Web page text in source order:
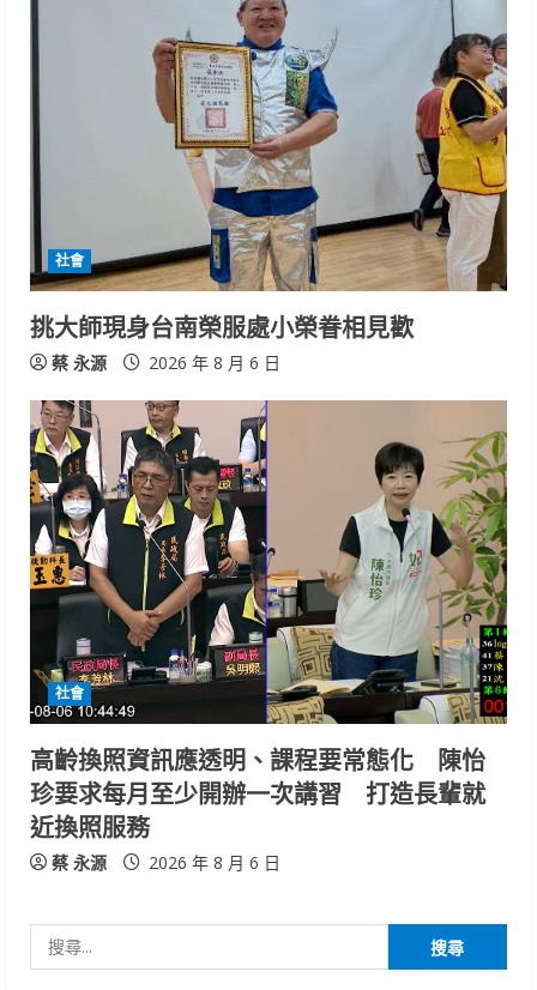
社會
挑大師現身台南榮服處小榮眷相見歡
蔡 永源 2026 年 8 月 6 日
社會
高齡換照資訊應透明、課程要常態化 陳怡
珍要求每月至少開辦一次講習 打造長輩就
近換照服務
蔡 永源 2026 年 8 月 6 日
尋